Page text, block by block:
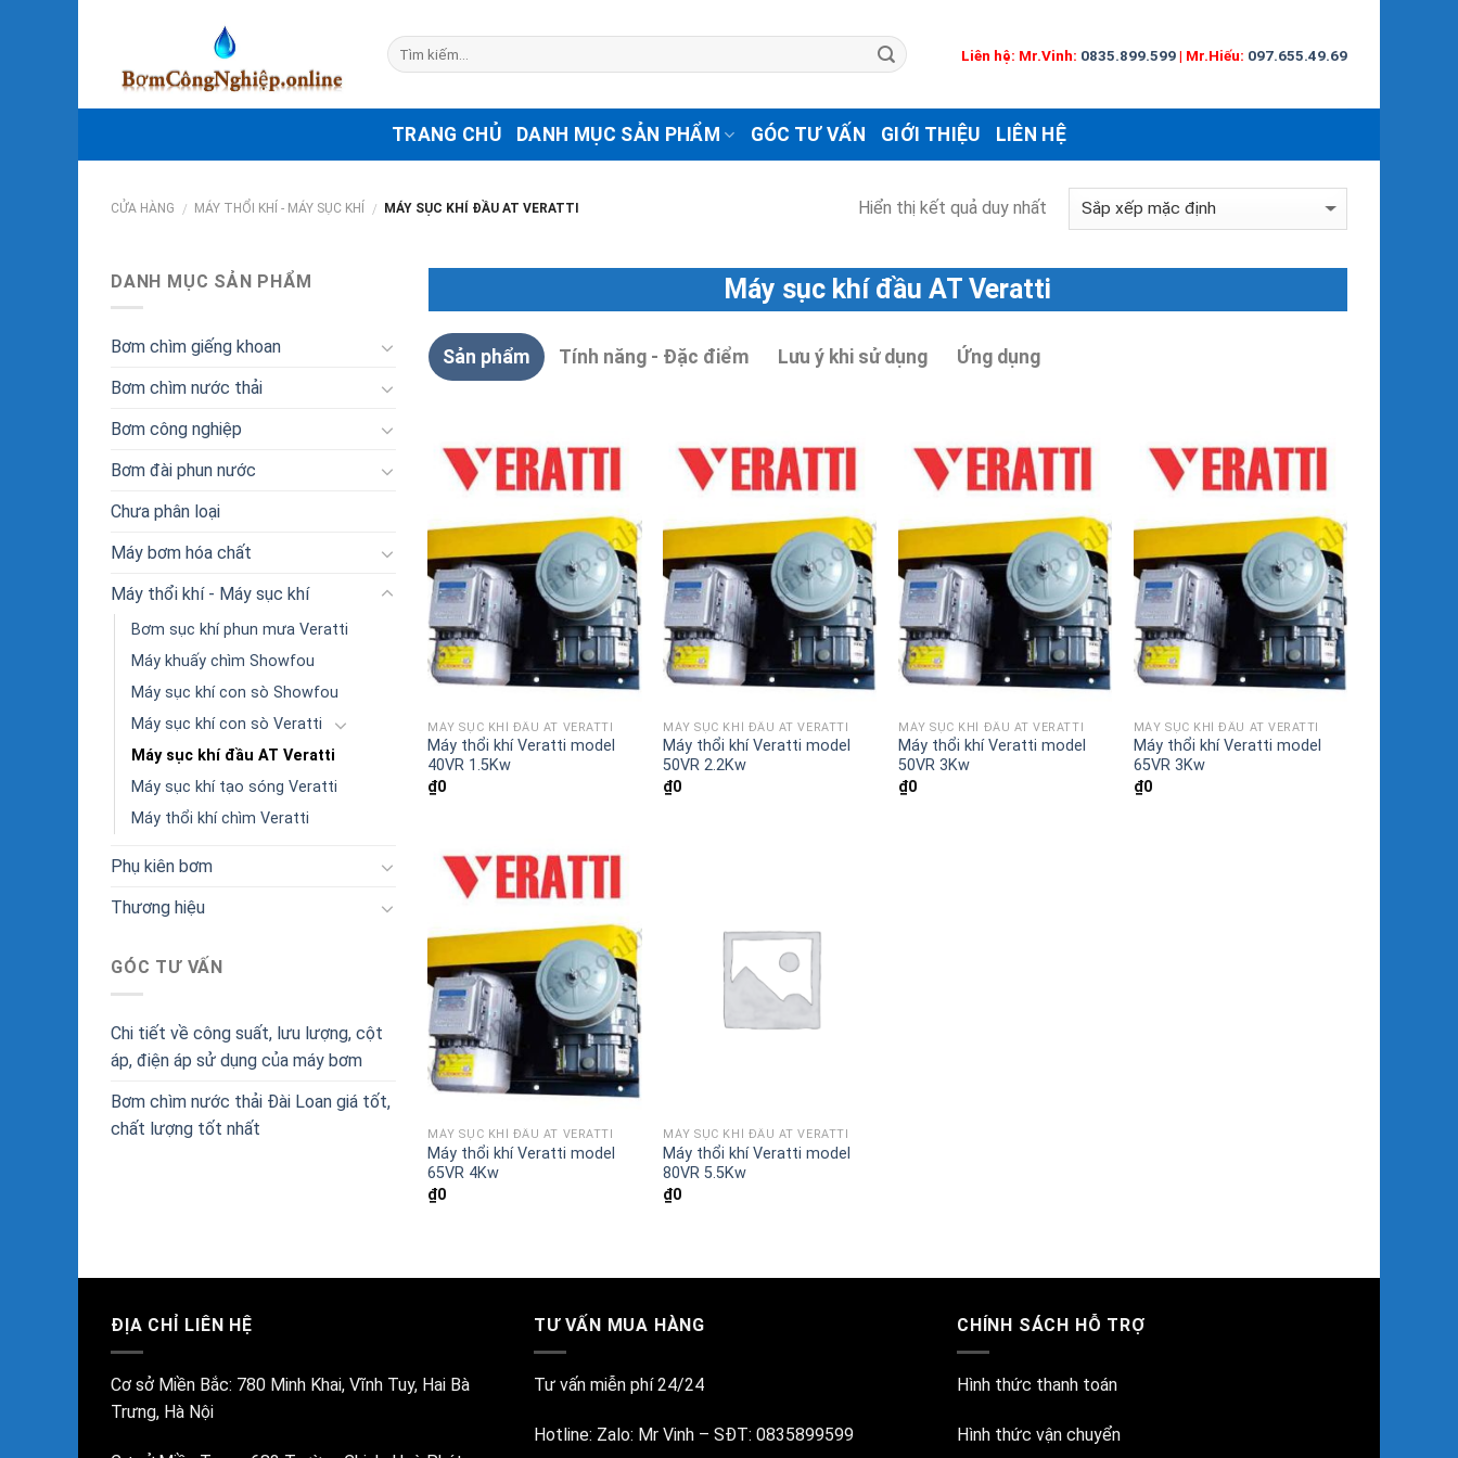
content
Liên hệ: Mr.Vinh: 0835.899.599| Mr.Hiếu: 097.655.49.69
TRANG CHỦ DANH MỤC SẢN PHẨM GÓC TƯ VẤN GIỚI THIỆU LIÊN HỆ
CỬA HÀNG / MÁY THỔI KHÍ - MÁY SỤC KHÍ / MÁY SỤC KHÍ ĐẦU AT VERATTI Hiển thị kết quả duy nhất
DANH MỤC SẢN PHẨM
Bơm chìm giếng khoan
Bơm chìm nước thải
Bơm công nghiệp
Bơm đài phun nước
Chưa phân loại
Máy bơm hóa chất
Máy thổi khí - Máy sục khí
Bơm sục khí phun mưa Veratti
Máy khuấy chìm Showfou
Máy sục khí con sò Showfou
Máy sục khí con sò Veratti
Máy sục khí đầu AT Veratti
Máy sục khí tạo sóng Veratti
Máy thổi khí chìm Veratti
Phụ kiên bơm
Thương hiệu
GÓC TƯ VẤN
Chi tiết về công suất, lưu lượng, cột
áp, điện áp sử dụng của máy bơm
Bơm chìm nước thải Đài Loan giá tốt,
chất lượng tốt nhất
Máy sục khí đầu AT Veratti
Sản phẩm Tính năng - Đặc điểm Lưu ý khi sử dụng Ứng dụng
MÁY SỤC KHÍ ĐẦU AT VERATTI
Máy thổi khí Veratti model
40VR 1.5Kw
₫0
MÁY SỤC KHÍ ĐẦU AT VERATTI
Máy thổi khí Veratti model
50VR 2.2Kw
₫0
MÁY SỤC KHÍ ĐẦU AT VERATTI
Máy thổi khí Veratti model
50VR 3Kw
₫0
MÁY SỤC KHÍ ĐẦU AT VERATTI
Máy thổi khí Veratti model
65VR 3Kw
₫0
MÁY SỤC KHÍ ĐẦU AT VERATTI
Máy thổi khí Veratti model
65VR 4Kw
₫0
MÁY SỤC KHÍ ĐẦU AT VERATTI
Máy thổi khí Veratti model
80VR 5.5Kw
₫0
ĐỊA CHỈ LIÊN HỆ
Cơ sở Miền Bắc: 780 Minh Khai, Vĩnh Tuy, Hai Bà
Trưng, Hà Nội
TƯ VẤN MUA HÀNG
Tư vấn miễn phí 24/24
Hotline: Zalo: Mr Vinh– SĐT: 0835899599
CHÍNH SÁCH HỖ TRỢ
Hình thức thanh toán
Hình thức vận chuyển